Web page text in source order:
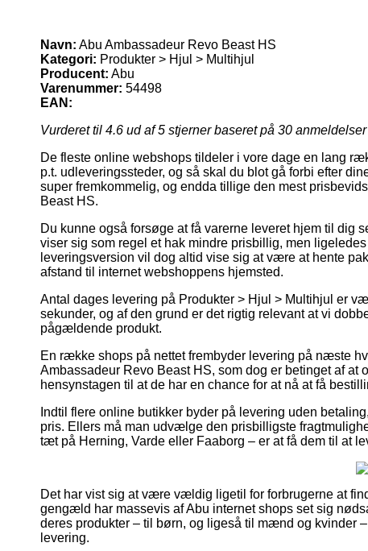
Navn: Abu Ambassadeur Revo Beast HS
Kategori: Produkter > Hjul > Multihjul
Producent: Abu
Varenummer: 54498
EAN:
Vurderet til 4.6 ud af 5 stjerner baseret på 30 anmeldelser
De fleste online webshops tildeler i vore dage en lang
p.t. udleveringssteder, og så skal du blot gå forbi efter
super fremkommelig, og endda tillige den mest
Beast HS.
Du kunne også forsøge at få varerne leveret hjem til dig
viser sig som regel et hak mindre prisbillig, men
leveringsversion vil dog altid vise sig at være at hente
afstand til internet webshoppens hjemsted.
Antal dages levering på Produkter > Hjul > Multihjul er
sekunder, og af den grund er det rigtig relevant at vi
pågældende produkt.
En række shops på nettet frembyder levering på næste
Ambassadeur Revo Beast HS, som dog er betinget af
hensynstagen til at de har en chance for at nå at få
Indtil flere online butikker byder på levering uden
pris. Ellers må man udvælge den prisbilligste
tæt på Herning, Varde eller Faaborg – er at få dem til at
Det har vist sig at være vældig ligetil for forbrugerne at
gengæld har massevis af Abu internet shops set sig
deres produkter – til børn, og ligeså til mænd og kvinder
levering.